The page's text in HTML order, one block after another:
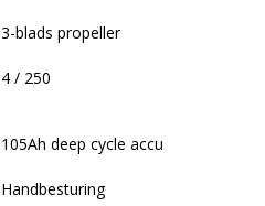
3-blads propeller
4 / 250
105Ah deep cycle accu
Handbesturing